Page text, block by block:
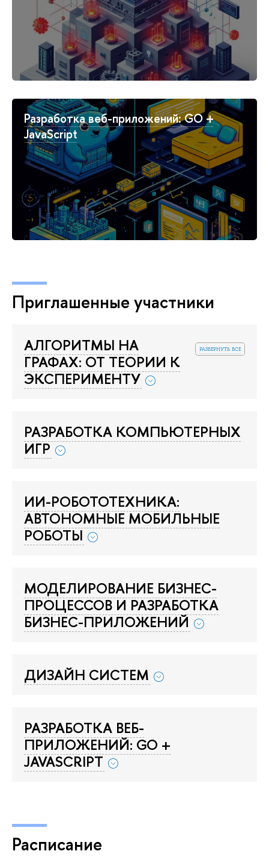
Разработка веб-приложений: GO +
JavaScript
Приглашенные участники
развернуть все
АЛГОРИТМЫ НА
ГРАФАХ: ОТ ТЕОРИИ К
ЭКСПЕРИМЕНТУ
РАЗРАБОТКА КОМПЬЮТЕРНЫХ
ИГР
ИИ-РОБОТОТЕХНИКА:
АВТОНОМНЫЕ МОБИЛЬНЫЕ
РОБОТЫ
МОДЕЛИРОВАНИЕ БИЗНЕС-
ПРОЦЕССОВ И РАЗРАБОТКА
БИЗНЕС-ПРИЛОЖЕНИЙ
ДИЗАЙН СИСТЕМ
РАЗРАБОТКА ВЕБ-
ПРИЛОЖЕНИЙ: GO +
JAVASCRIPT
Расписание